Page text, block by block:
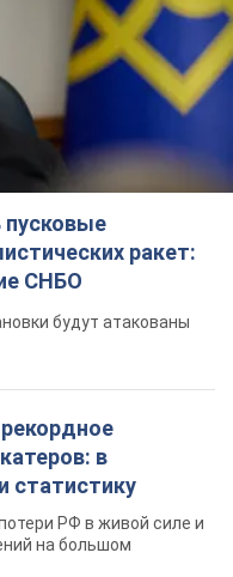
ракет:
СНБО
будут атакованы
в
статистику
РФ в живой силе и
подходы":
бизнесу
получит поддержку